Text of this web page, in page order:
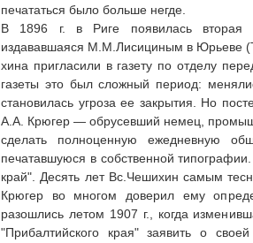
печататься было больше негде.
В 1896 г. в Риге появилась вторая
издававшаяся М.М.Лисициным в Юрьеве
хина пригласили в газету по отделу
газеты это был сложный период:
становилась угроза ее закрытия. Но
А.А. Крюгер — обрусевший немец,
сделать полноценную ежедневную
печатавшуюся в собственной
край". Десять лет Вс.Чешихин самым
Крюгер во многом доверил ему
разошлись летом 1907 г., когда
"Прибалтийского края" заявить о